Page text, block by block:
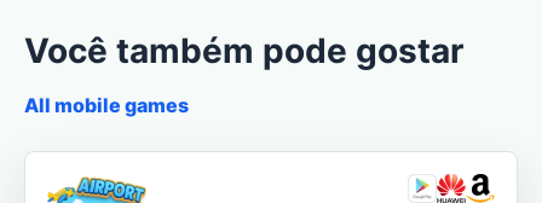
Você também pode gostar
All mobile games